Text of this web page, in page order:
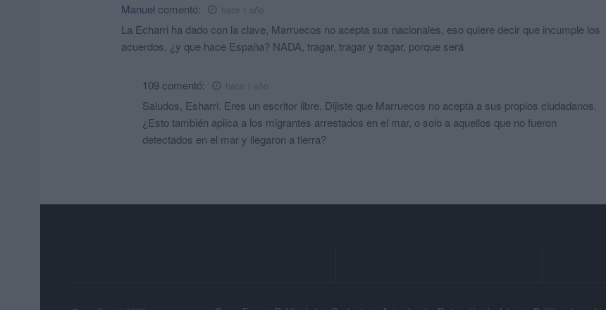
Manuel comentó: hace 1 año
La Echarri ha dado con la clave, Marruecos no acepta sus nacionales, eso quiere decir que incumple los
acuerdos, ¿y que hace España? NADA, tragar, tragar y tragar, porque será
109 comentó: hace 1 año
Saludos, Esharri. Eres un escritor libre. Dijiste que Marruecos no acepta a sus propios ciudadanos.
¿Esto también aplica a los migrantes arrestados en el mar, o solo a aquellos que no fueron
detectados en el mar y llegaron a tierra?